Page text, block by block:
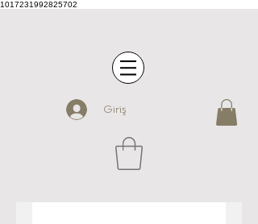
1017231992825702
Giriş